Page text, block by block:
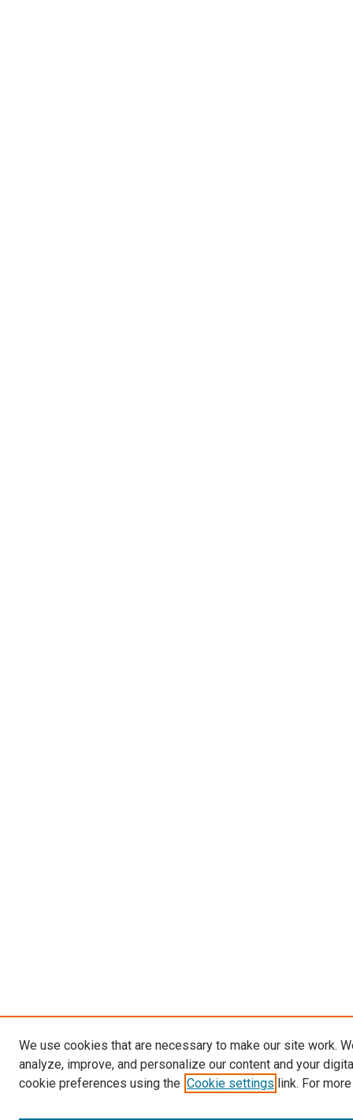
We use cookies that are necessary to make our site work.
analyze, improve, and personalize our content and your
cookie preferences using the Cookie settings link. For